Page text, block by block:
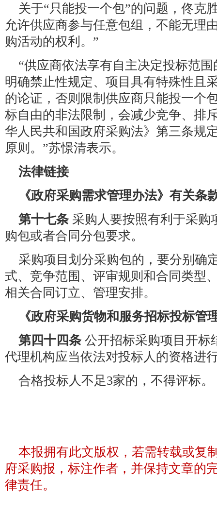
关于“只能投一个包”的问题，佟克
允许供应商参与任意包组，不能无理
购活动的权利。”
“供应商依法享有自主决定投标范
明确禁止性规定、项目具有特殊性且
的论证，否则限制供应商只能投一个
标自由的非法限制，会减少竞争、排
华人民共和国政府采购法》第三条规
原则。”苏憬清表示。
法律链接
《政府采购需求管理办法》有关条
第十七条 采购人要按照有利于采购
购包或者合同分包要求。
采购项目划分采购包的，要分别确
式、竞争范围、评审规则和合同类型
相关合同订立、管理安排。
《政府采购货物和服务招标投标管
第四十四条 公开招标采购项目开标
代理机构应当依法对投标人的资格进
合格投标人不足3家的，不得评标。
本报拥有此文版权，若需转载或复
府采购报，标注作者，并保持文章的
律责任。